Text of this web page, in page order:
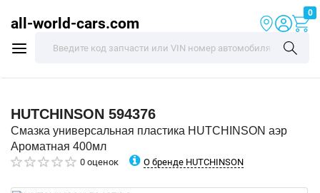
all-world-cars.com
0
HUTCHINSON 594376
Смазка универсальная пластика HUTCHINSON аэр
Ароматная 400мл
0 оценок О бренде HUTCHINSON